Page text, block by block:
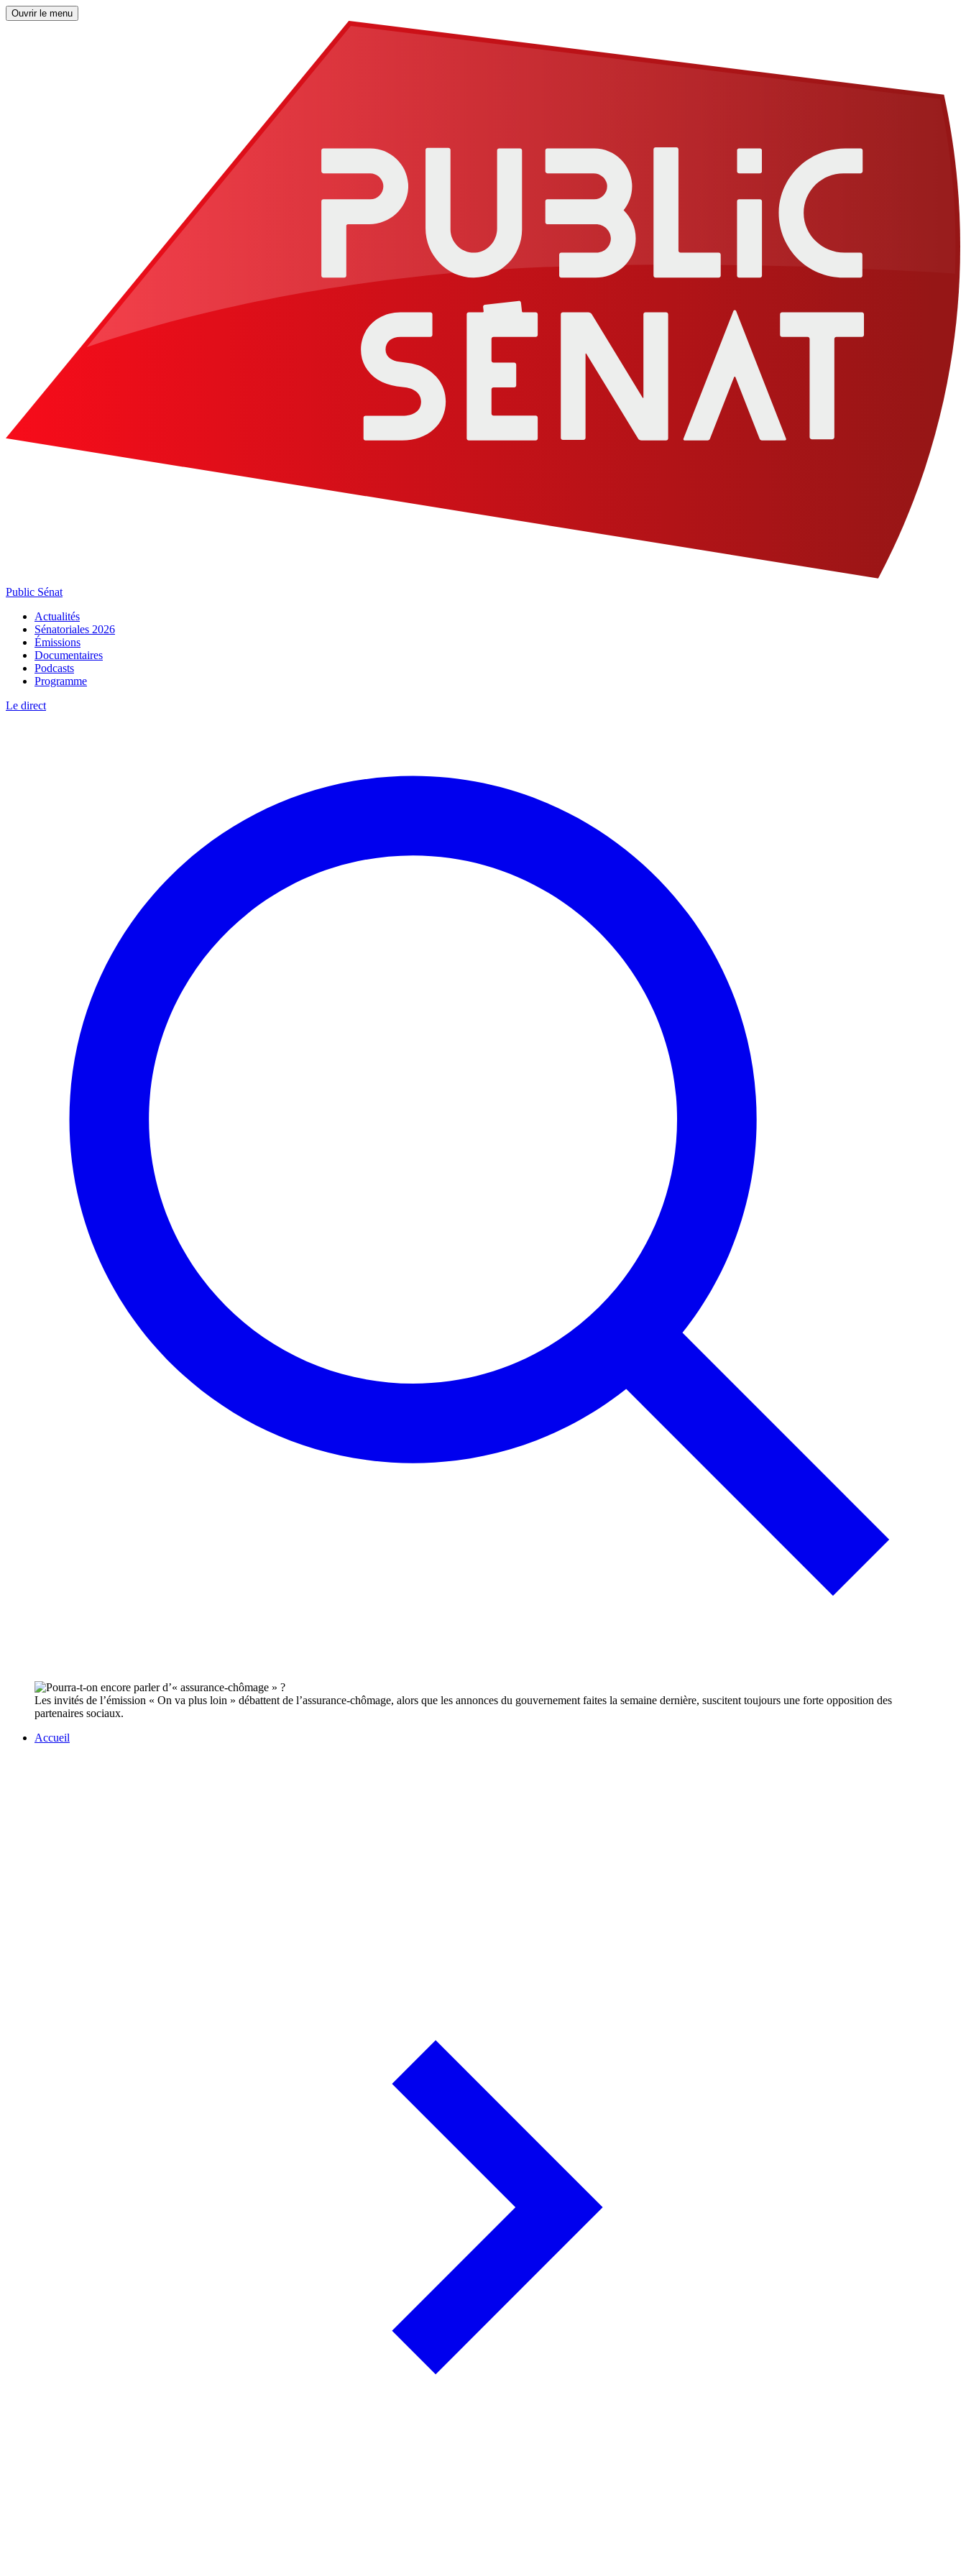
Ouvrir le menu
Public Sénat
Actualités
Sénatoriales 2026
Émissions
Documentaires
Podcasts
Programme
Le direct
Les invités de l’émission « On va plus loin » débattent de l’assurance-chômage, alors que les annonces du gouvernement faites la semaine dernière, suscitent toujours une forte opposition des
partenaires sociaux.
Accueil